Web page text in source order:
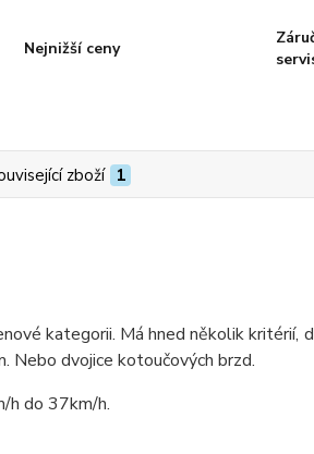
Nejnižší ceny
zboží 1
kategorii. Má hned několik kritérií,
Nebo dvojice kotoučových brzd.
h do 37km/h.